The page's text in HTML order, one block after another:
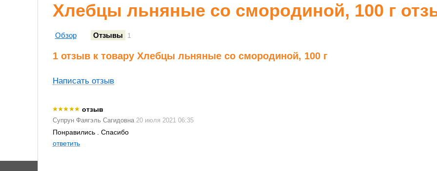
Хлебцы льняные со смородиной, 100 г
Обзор Отзывы 1
1 отзыв к товару Хлебцы льняные со смородиной, 100 г
Написать отзыв
отзыв
Супрун Фаягэль Сагидовна 20 июля 2021 06:35
Понравились . Спасибо
ответить